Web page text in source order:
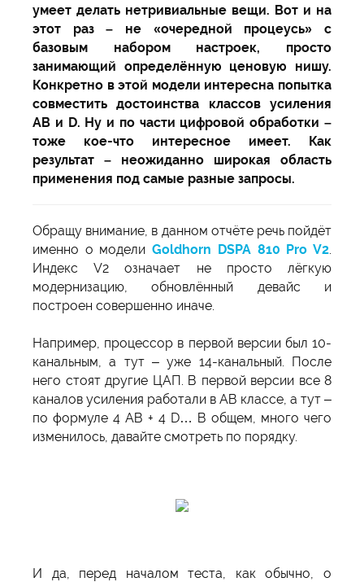
умеет делать нетривиальные вещи. Вот и на
этот раз – не «очередной процеусь» с
базовым набором настроек, просто
занимающий определённую ценовую нишу.
Конкретно в этой модели интересна попытка
совместить достоинства классов усиления
АВ и D. Ну и по части цифровой обработки –
тоже кое-что интересное имеет. Как
результат – неожиданно широкая область
применения под самые разные запросы.
Обращу внимание, в данном отчёте речь пойдёт
именно о моделиGoldhorn DSPA 810 Pro V2
Индекс V2 означает не просто лёгкую
модернизацию, обновлённый девайс и
построен совершенно иначе.
Например, процессор в первой версии был 10-
канальным, а тут – уже 14-канальный. После
него стоят другие ЦАП. В первой версии все 8
каналов усиления работали в АВ классе, а тут –
по формуле 4 АВ + 4 D… В общем, много чего
изменилось, давайте смотреть по порядку.
И да, перед началом теста, как обычно, о